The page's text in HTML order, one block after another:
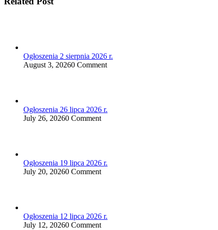
Ogłoszenia 2 sierpnia 2026 r.
August 3, 20260 Comment
Ogłoszenia 26 lipca 2026 r.
July 26, 20260 Comment
Ogłoszenia 19 lipca 2026 r.
July 20, 20260 Comment
Ogłoszenia 12 lipca 2026 r.
July 12, 20260 Comment